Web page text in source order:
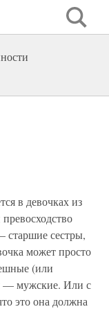
в девочках из
старшие сестры,
может просто
(или
— мужские. Или с
это она должна